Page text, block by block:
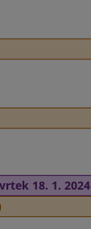
18. 1. 2024